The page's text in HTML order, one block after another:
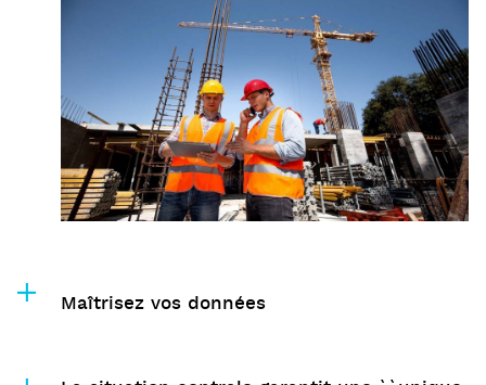
Maîtrisez vos données